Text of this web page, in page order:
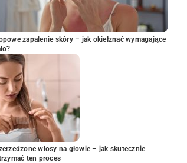
zapalenie skóry – jak okiełznać wymagające
włosy na głowie – jak skutecznie
ten proces